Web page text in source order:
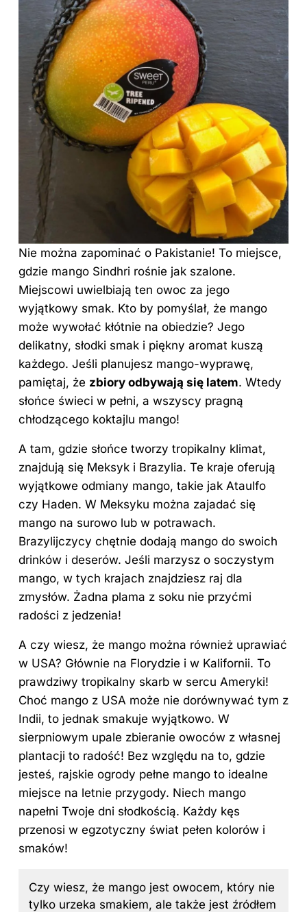
Nie można zapominać o Pakistanie! To miejsce,
gdzie mango Sindhri rośnie jak szalone.
Miejscowi uwielbiają ten owoc za jego
wyjątkowy smak. Kto by pomyślał, że mango
może wywołać kłótnie na obiedzie? Jego
delikatny, słodki smak i piękny aromat kuszą
każdego. Jeśli planujesz mango-wyprawę,
pamiętaj, że zbiory odbywają się latem. Wtedy
słońce świeci w pełni, a wszyscy pragną
chłodzącego koktajlu mango!
A tam, gdzie słońce tworzy tropikalny klimat,
znajdują się Meksyk i Brazylia. Te kraje oferują
wyjątkowe odmiany mango, takie jak Ataulfo
czy Haden. W Meksyku można zajadać się
mango na surowo lub w potrawach.
Brazylijczycy chętnie dodają mango do swoich
drinków i deserów. Jeśli marzysz o soczystym
mango, w tych krajach znajdziesz raj dla
zmysłów. Żadna plama z soku nie przyćmi
radości z jedzenia!
A czy wiesz, że mango można również uprawiać
w USA? Głównie na Florydzie i w Kalifornii. To
prawdziwy tropikalny skarb w sercu Ameryki!
Choć mango z USA może nie dorównywać tym z
Indii, to jednak smakuje wyjątkowo. W
sierpniowym upale zbieranie owoców z własnej
plantacji to radość! Bez względu na to, gdzie
jesteś, rajskie ogrody pełne mango to idealne
miejsce na letnie przygody. Niech mango
napełni Twoje dni słodkością. Każdy kęs
przenosi w egzotyczny świat pełen kolorów i
smaków!
Czy wiesz, że mango jest owocem, który nie
tylko urzeka smakiem, ale także jest źródłem